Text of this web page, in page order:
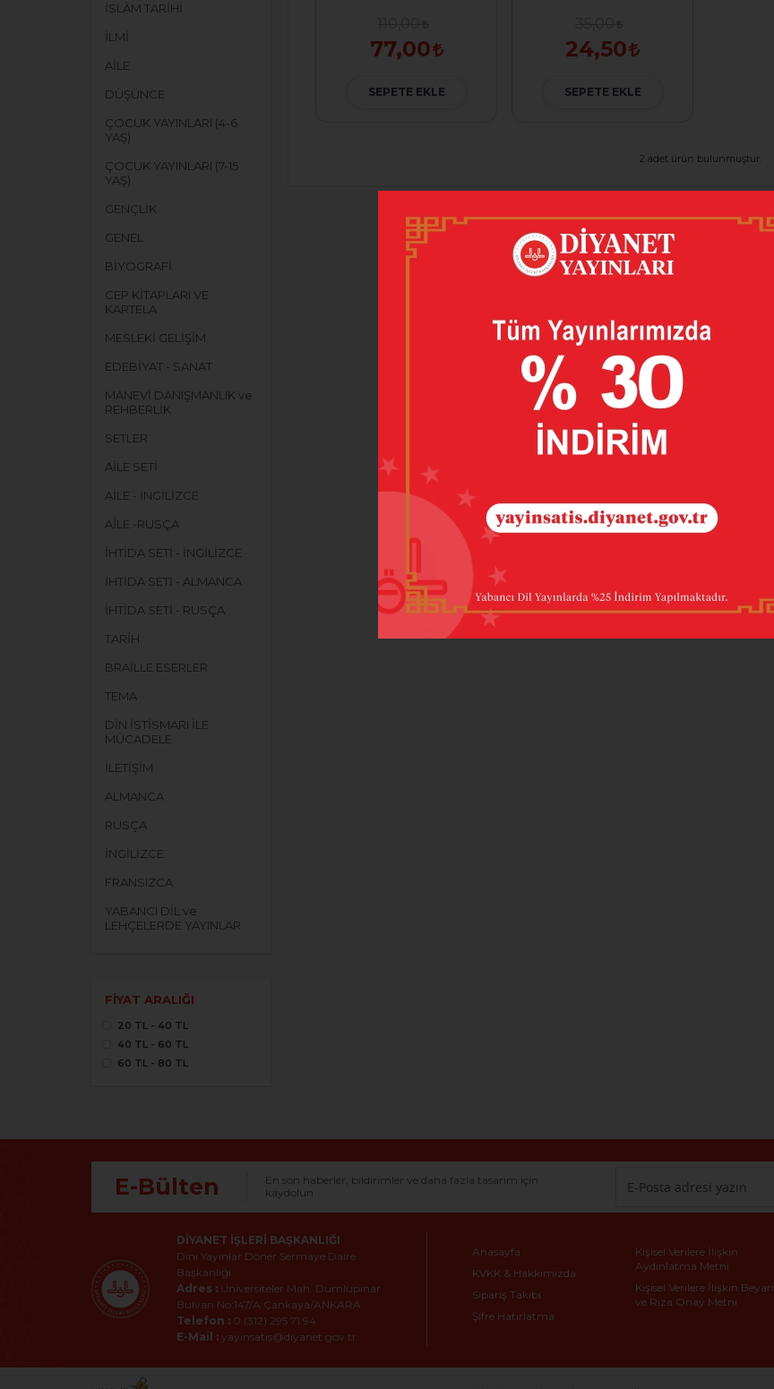
İSLÂM TARİHİ
İLMİ
AİLE
DÜŞÜNCE
ÇOCUK YAYINLARI (4-6
YAŞ)
ÇOCUK YAYINLARI (7-15
YAŞ)
GENÇLİK
GENEL
BİYOGRAFİ
CEP KİTAPLARI VE
KARTELA
MESLEKİ GELİŞİM
EDEBİYAT - SANAT
MANEVİ DANIŞMANLIK ve
REHBERLİK
SETLER
AİLE SETİ
AİLE - İNGİLİZCE
AİLE -RUSÇA
İHTİDA SETİ - İNGİLİZCE
İHTİDA SETİ - ALMANCA
İHTİDA SETİ - RUSÇA
TARİH
BRAİLLE ESERLER
TEMA
DİN İSTİSMARI İLE
MÜCADELE
İLETİŞİM
ALMANCA
RUSÇA
İNGİLİZCE
FRANSIZCA
YABANCI DİL ve
LEHÇELERDE YAYINLAR
FIYAT ARALIĞI
20 TL - 40 TL
40 TL - 60 TL
60 TL - 80 TL
77,00
SEPETE EKLE
24,50
SEPETE EKLE
2 adet ürün bulunmuştur.
E-Bülten
En son haberler, bildirimler ve daha fazla tasarım için
kaydolun
DIYANET İŞLERI BAŞKANLIĞI
Dini Yayınlar Döner Sermaye Daire
Başkanlığı
Adres : Üniversiteler Mah. Dumlupınar
Bulvarı No:147/A Çankaya/ANKARA
Telefon : 0 (312) 295 71 94
E-Mail : yayinsatis@diyanet.gov.tr
Anasayfa
KVKK & Hakkımızda
Sipariş Takibi
Şifre Hatırlatma
Kişisel Verilere İlişkin
Aydınlatma Metni
Kişisel Verilere İlişkin Beyan
ve Rıza Onay Metni